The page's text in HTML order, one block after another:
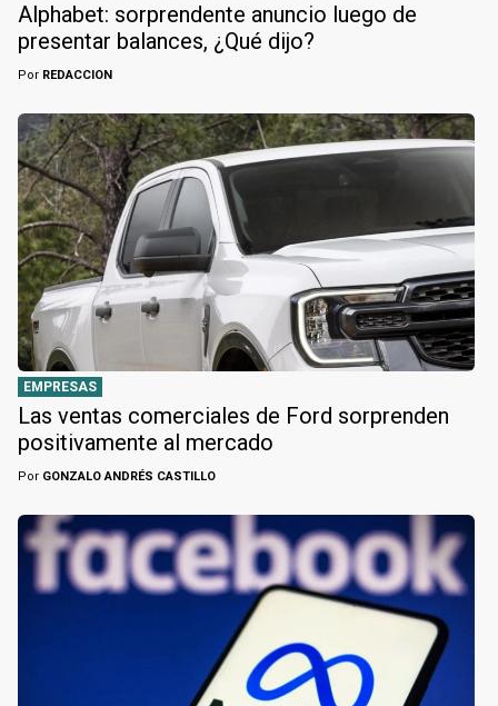
Alphabet: sorprendente anuncio luego de
presentar balances, ¿Qué dijo?
Por REDACCION
EMPRESAS
Las ventas comerciales de Ford sorprenden
positivamente al mercado
Por GONZALO ANDRÉS CASTILLO